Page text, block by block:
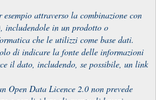
attraverso la combinazione con
includendole in un prodotto o
che le utilizzi come base dati.
di indicare la fonte delle informazioni
il dato, includendo, se possibile, un link
Open Data Licence 2.0 non prevede